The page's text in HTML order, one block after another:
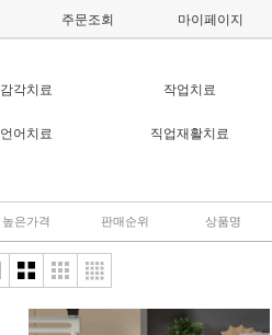
주문조회 마이페이지
감각치료 작업치료
언어치료 직업재활치료
높은가격 판매순위 상품명